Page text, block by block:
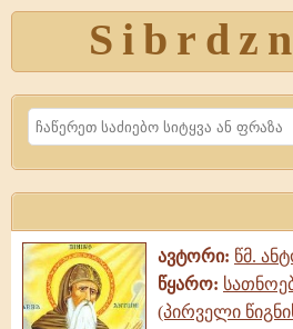
Search
ავტორი: წმ.
წყარო:
(პირველი